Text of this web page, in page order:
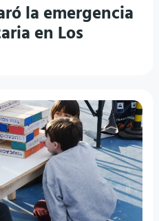
la emergencia
en Los